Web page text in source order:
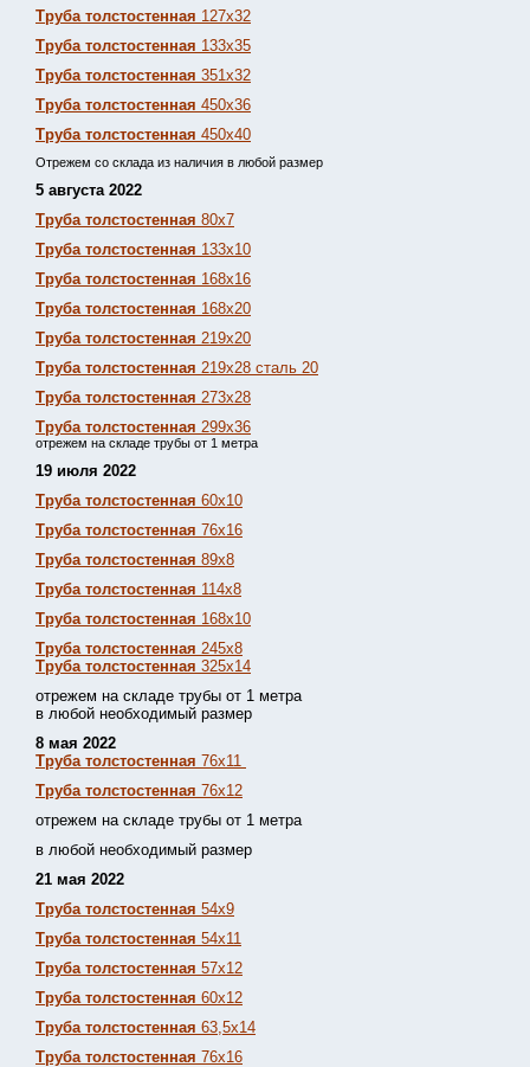
Труба толстостенная 127х32
Труба толстостенная 133х35
Труба толстостенная 351х32
Труба толстостенная 450х36
Труба толстостенная 450х40
Отрежем со склада из наличия в любой размер
5 августа 2022
Труба толстостенная 80х7
Труба толстостенная 133х10
Труба толстостенная 168х16
Труба толстостенная 168х20
Труба толстостенная 219х20
Труба толстостенная 219х28 сталь 20
Труба толстостенная 273х28
Труба толстостенная 299х36
отрежем на складе трубы от 1 метра
19 июля 2022
Труба толстостенная 60х10
Труба толстостенная 76х16
Труба толстостенная 89х8
Труба толстостенная 114х8
Труба толстостенная 168х10
Труба толстостенная 245х8
Труба толстостенная 325х14
отрежем на складе трубы от 1 метра
в любой необходимый размер
8 мая 2022
Труба толстостенная 76х11
Труба толстостенная 76х12
отрежем на складе трубы от 1 метра
в любой необходимый размер
21 мая 2022
Труба толстостенная 54х9
Труба толстостенная 54х11
Труба толстостенная 57х12
Труба толстостенная 60х12
Труба толстостенная 63,5х14
Труба толстостенная 76х16